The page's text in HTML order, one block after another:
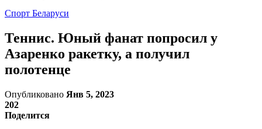
Спорт Беларуси
Теннис. Юный фанат попросил у
Азаренко ракетку, а получил
полотенце
Опубликовано Янв 5, 2023
202
Поделится